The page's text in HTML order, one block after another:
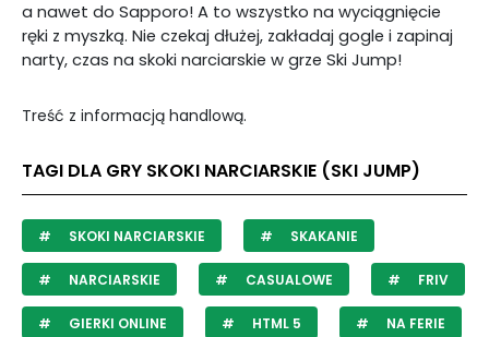
a nawet do Sapporo! A to wszystko na wyciągnięcie
ręki z myszką. Nie czekaj dłużej, zakładaj gogle i zapinaj
narty, czas na skoki narciarskie w grze Ski Jump!
Treść z informacją handlową.
TAGI DLA GRY SKOKI NARCIARSKIE (SKI JUMP)
SKOKI NARCIARSKIE SKAKANIE
NARCIARSKIE CASUALOWE FRIV
GIERKI ONLINE HTML 5 NA FERIE